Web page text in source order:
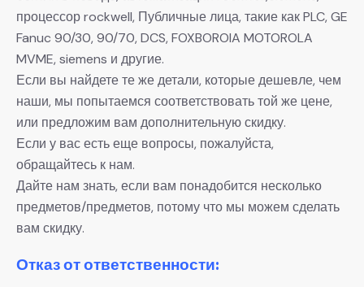
процессор rockwell, Публичные лица, такие как PLC, GE
Fanuc 90/30, 90/70, DCS, FOXBOROIA MOTOROLA
MVME, siemens и другие.
Если вы найдете те же детали, которые дешевле, чем
наши, мы попытаемся соответствовать той же цене,
или предложим вам дополнительную скидку.
Если у вас есть еще вопросы, пожалуйста,
обращайтесь к нам.
Дайте нам знать, если вам понадобится несколько
предметов/предметов, потому что мы можем сделать
вам скидку.
Отказ от ответственности: